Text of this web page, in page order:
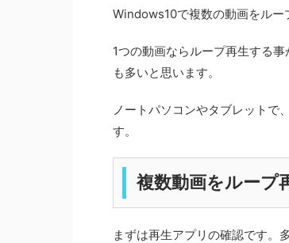
Windows10で複数の動画をルー
1つの動画ならループ再生する
も多いと思います。
ノートパソコンやタブレットで
す。
複数動画をループ
まずは再生アプリの確認です。